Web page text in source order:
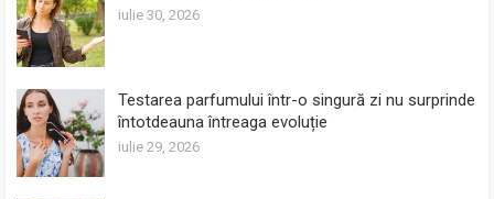
iulie 30, 2026
Testarea parfumului într-o singură zi nu surprinde
întotdeauna întreaga evoluție
iulie 29, 2026